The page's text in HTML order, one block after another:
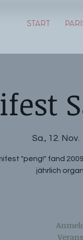
START
Sa., 12. Nov.
"peng!" fand
jährlich